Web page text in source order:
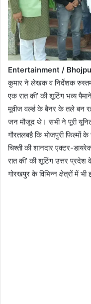
Entertainment /
कुमार ने लेखक व निर्देशक रुस्तम
एक रात की’ की शूटिंग भव्य
मूवीज वर्ल्ड के बैनर के तले बन
जन मौजूद थे। सभी ने पूरी
गौरतलबहै कि भोजपुरी फिल्मों
चिश्ती की शानदार एक्टर-
रात की’ की शूटिंग उत्तर
गोरखपुर के विभिन्न क्षेत्रों में